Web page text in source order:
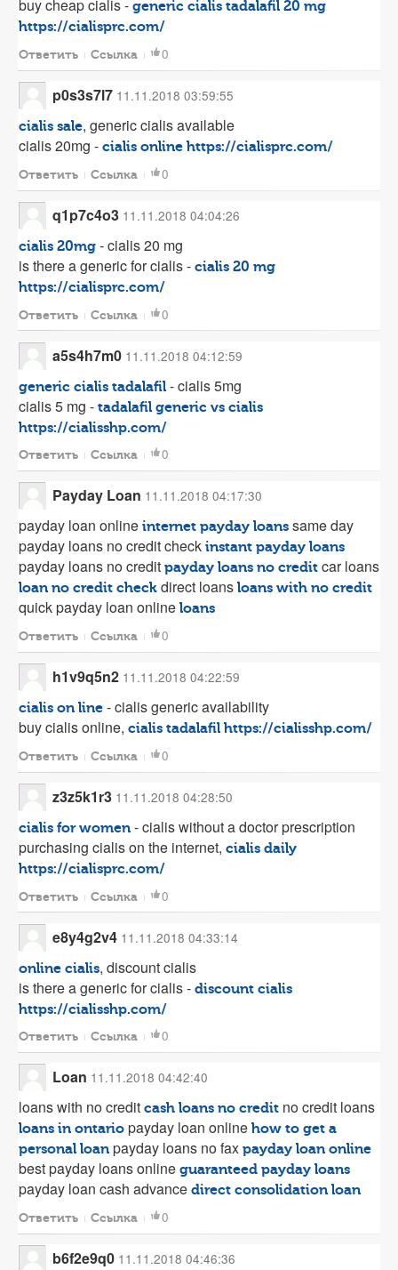
buy cheap cialis - generic cialis tadalafil 20 mg
https://cialisprc.com/
Ответить Ссылка 0
p0s3s7l7 11.11.2018 03:59:55
cialis sale, generic cialis available
cialis 20mg - cialis online https://cialisprc.com/
Ответить Ссылка 0
q1p7c4o3 11.11.2018 04:04:26
cialis 20mg - cialis 20 mg
is there a generic for cialis - cialis 20 mg
https://cialisprc.com/
Ответить Ссылка 0
a5s4h7m0 11.11.2018 04:12:59
generic cialis tadalafil - cialis 5mg
cialis 5 mg - tadalafil generic vs cialis
https://cialisshp.com/
Ответить Ссылка 0
Payday Loan 11.11.2018 04:17:30
payday loan online internet payday loans same day
payday loans no credit check instant payday loans
payday loans no credit payday loans no credit car loans
loan no credit check direct loans loans with no credit
quick payday loan online loans
Ответить Ссылка 0
h1v9q5n2 11.11.2018 04:22:59
cialis on line - cialis generic availability
buy cialis online, cialis tadalafil https://cialisshp.com/
Ответить Ссылка 0
z3z5k1r3 11.11.2018 04:28:50
cialis for women - cialis without a doctor prescription
purchasing cialis on the internet, cialis daily
https://cialisprc.com/
Ответить Ссылка 0
e8y4g2v4 11.11.2018 04:33:14
online cialis, discount cialis
is there a generic for cialis - discount cialis
https://cialisshp.com/
Ответить Ссылка 0
Loan 11.11.2018 04:42:40
loans with no credit cash loans no credit no credit loans
loans in ontario payday loan online how to get a
personal loan payday loans no fax payday loan online
best payday loans online guaranteed payday loans
payday loan cash advance direct consolidation loan
Ответить Ссылка 0
b6f2e9q0 11.11.2018 04:46:36